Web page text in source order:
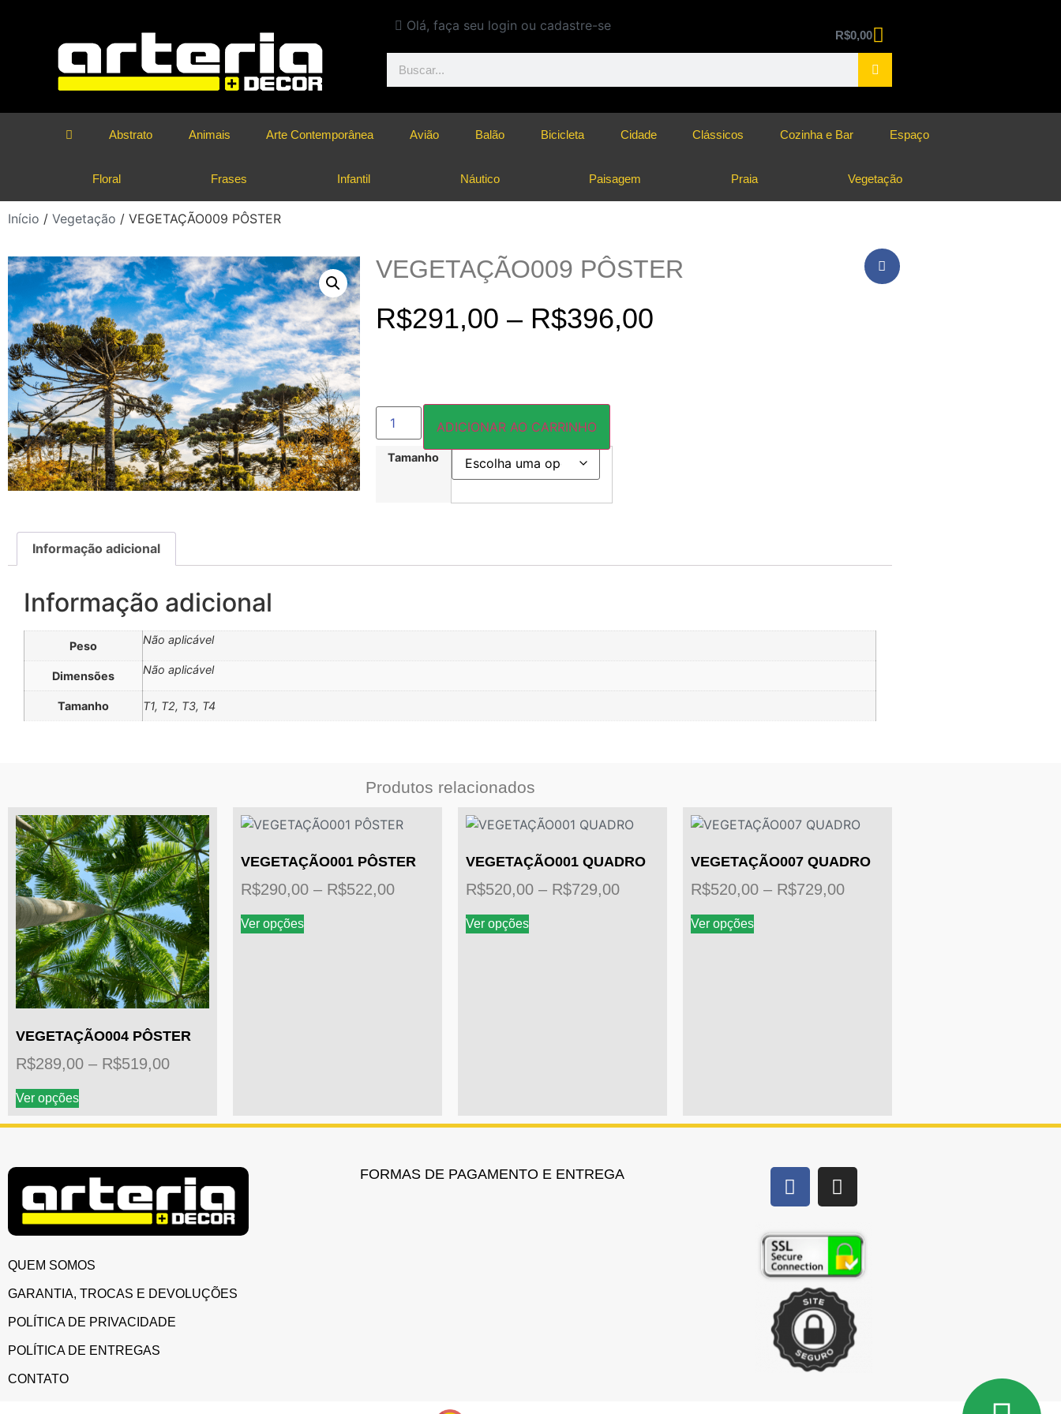
Olá, faça seu login ou cadastre-se
R$0,00
Abstrato Animais Arte Contemporânea Avião Balão Bicicleta Cidade Clássicos Cozinha e Bar Espaço
Floral Frases Infantil Náutico Paisagem Praia Vegetação
Início / Vegetação / VEGETAÇÃO009 PÔSTER
VEGETAÇÃO009 PÔSTER
R$291,00 – R$396,00
Tamanho
ADICIONAR AO CARRINHO
Informação adicional
Informação adicional
Peso Não aplicável
Dimensões Não aplicável
Tamanho T1, T2, T3, T4
Produtos relacionados
VEGETAÇÃO004 PÔSTER
R$289,00 – R$519,00
Ver opções
VEGETAÇÃO001 PÔSTER
R$290,00 – R$522,00
Ver opções
VEGETAÇÃO001 QUADRO
R$520,00 – R$729,00
Ver opções
VEGETAÇÃO007 QUADRO
R$520,00 – R$729,00
Ver opções
QUEM SOMOS
GARANTIA, TROCAS E DEVOLUÇÕES
POLÍTICA DE PRIVACIDADE
POLÍTICA DE ENTREGAS
CONTATO
FORMAS DE PAGAMENTO E ENTREGA